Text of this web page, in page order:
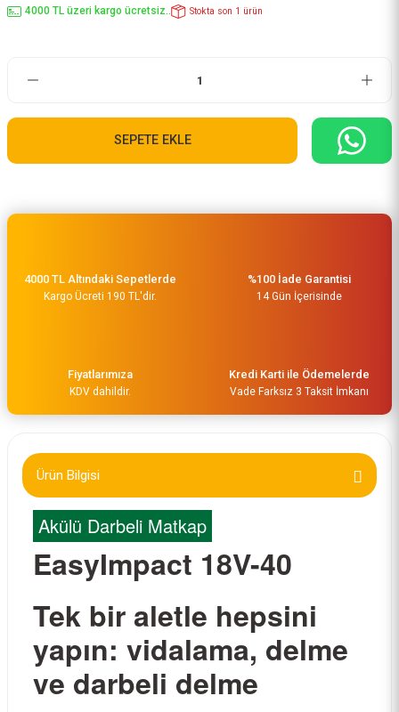
4000 TL üzeri kargo ücretsiz..
Stokta son 1 ürün
SEPETE EKLE
4000 TL Altındaki Sepetlerde
Kargo Ücreti 190 TL'dir.
%100 İade Garantisi
14 Gün İçerisinde
Fiyatlarımıza
KDV dahildir.
Kredi Karti ile Ödemelerde
Vade Farksız 3 Taksit İmkanı
Ürün Bilgisi
Akülü Darbeli Matkap
EasyImpact 18V-40
Tek bir aletle hepsini
yapın: vidalama, delme
ve darbeli delme